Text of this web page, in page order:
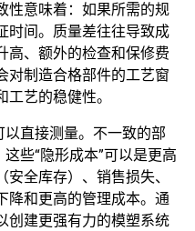
性意味着：如果所需的规
时间。质量差往往导致成
高、额外的检查和保修费
对制造合格部件的工艺窗
艺的稳健性。
以直接测量。不一致的部
些“隐形成本”可以是更高
全库存）、销售损失、
降和更高的管理成本。通
创建更强有力的模塑系统